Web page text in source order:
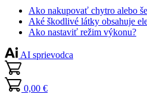
Ako nakupovať chytro alebo
Aké škodlivé látky obsahuje
Ako nastaviť režim výkonu?
AI sprievodca
0,00 €